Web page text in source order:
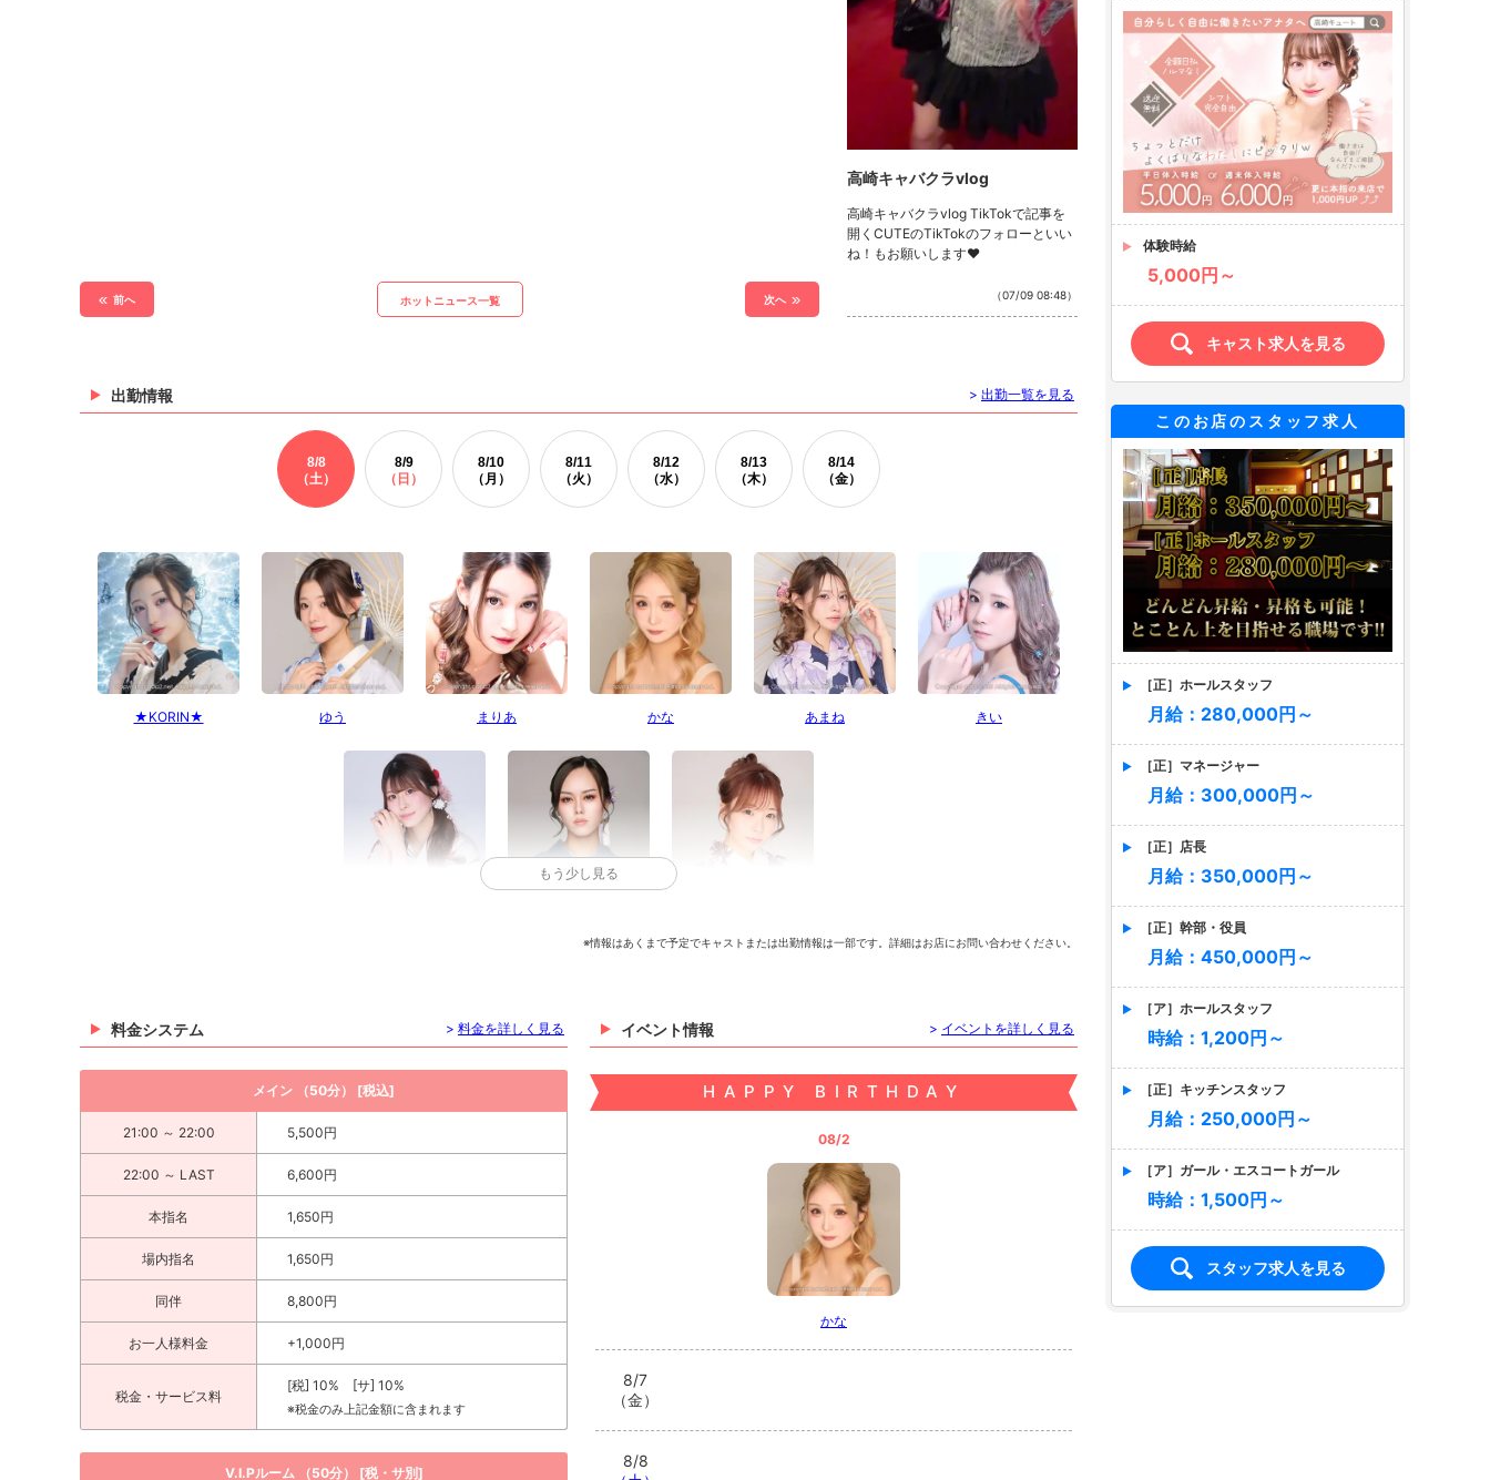
前へ ホットニュース一覧 次へ
高崎キャバクラvlog
高崎キャバクラvlog TikTokで記事を
開くCUTEのTikTokのフォローといい
ね！もお願いします❤
（07/09 08:48）
出勤情報 > 出勤一覧を見る
8/8
（土）
8/9
（日）
8/10
（月）
8/11
（火）
8/12
（水）
8/13
（木）
8/14
（金）
★KORIN★ ゆう まりあ かな あまね きい
もう少し見る
※情報はあくまで予定でキャストまたは出勤情報は一部です。詳細はお店にお問い合わせください。
イベント情報 > イベントを詳しく見る
HAPPY BIRTHDAY
08/2
かな
8/7
（金）
8/8
料金システム > 料金を詳しく見る
メイン （50分） [税込]
21:00 ～ 22:00 5,500円
22:00 ～ LAST 6,600円
本指名 1,650円
場内指名 1,650円
同伴 8,800円
お一人様料金 +1,000円
税金・サービス料
[税] 10% [サ] 10%
※税金のみ上記金額に含まれます
V.I.Pルーム （50分） [税・サ別]
体験時給
5,000円～
キャスト求人を見る
このお店のスタッフ求人
［正］ホールスタッフ
月給：280,000円～
［正］マネージャー
月給：300,000円～
［正］店長
月給：350,000円～
［正］幹部・役員
月給：450,000円～
［ア］ホールスタッフ
時給：1,200円～
［正］キッチンスタッフ
月給：250,000円～
［ア］ガール・エスコートガール
時給：1,500円～
スタッフ求人を見る